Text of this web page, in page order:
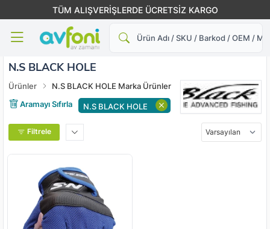
TÜM ALIŞVERİŞLERDE ÜCRETSİZ KARGO
Ara
N.S BLACK HOLE
Ürünler
N.S BLACK HOLE Marka Ürünler
Aramayı Sıfırla
N.S BLACK HOLE
Filtrele